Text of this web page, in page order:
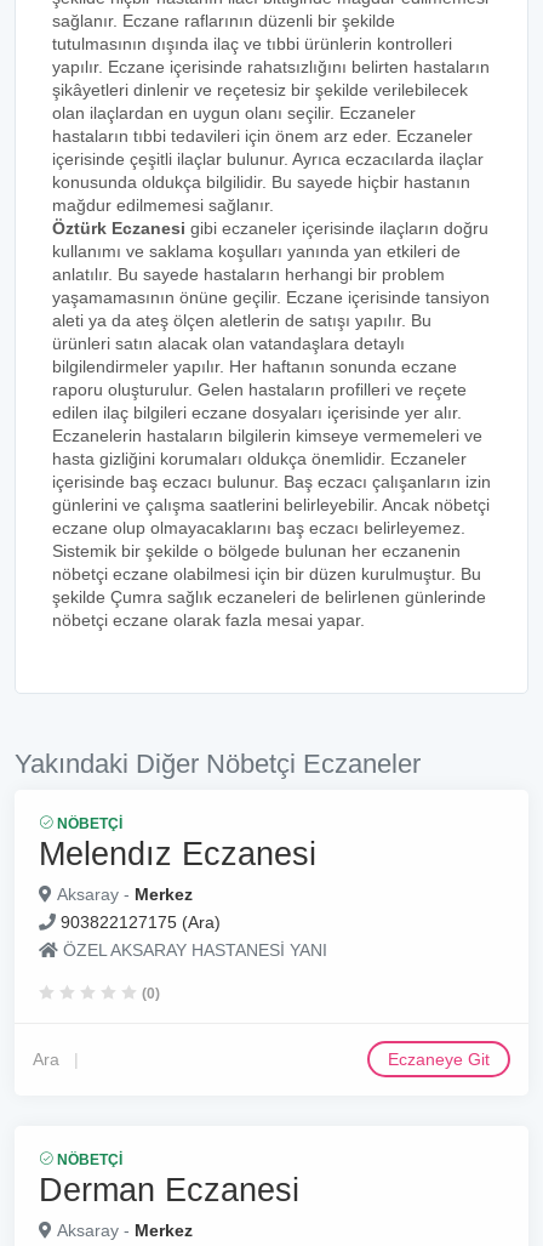
sağlanır. Eczane raflarının düzenli bir şekilde
tutulmasının dışında ilaç ve tıbbi ürünlerin kontrolleri
yapılır. Eczane içerisinde rahatsızlığını belirten hastaların
şikâyetleri dinlenir ve reçetesiz bir şekilde verilebilecek
olan ilaçlardan en uygun olanı seçilir. Eczaneler
hastaların tıbbi tedavileri için önem arz eder. Eczaneler
içerisinde çeşitli ilaçlar bulunur. Ayrıca eczacılarda ilaçlar
konusunda oldukça bilgilidir. Bu sayede hiçbir hastanın
mağdur edilmemesi sağlanır.
Öztürk Eczanesi gibi eczaneler içerisinde ilaçların doğru
kullanımı ve saklama koşulları yanında yan etkileri de
anlatılır. Bu sayede hastaların herhangi bir problem
yaşamamasının önüne geçilir. Eczane içerisinde tansiyon
aleti ya da ateş ölçen aletlerin de satışı yapılır. Bu
ürünleri satın alacak olan vatandaşlara detaylı
bilgilendirmeler yapılır. Her haftanın sonunda eczane
raporu oluşturulur. Gelen hastaların profilleri ve reçete
edilen ilaç bilgileri eczane dosyaları içerisinde yer alır.
Eczanelerin hastaların bilgilerin kimseye vermemeleri ve
hasta gizliğini korumaları oldukça önemlidir. Eczaneler
içerisinde baş eczacı bulunur. Baş eczacı çalışanların izin
günlerini ve çalışma saatlerini belirleyebilir. Ancak nöbetçi
eczane olup olmayacaklarını baş eczacı belirleyemez.
Sistemik bir şekilde o bölgede bulunan her eczanenin
nöbetçi eczane olabilmesi için bir düzen kurulmuştur. Bu
şekilde Çumra sağlık eczaneleri de belirlenen günlerinde
nöbetçi eczane olarak fazla mesai yapar.
Yakındaki Diğer Nöbetçi Eczaneler
NÖBETÇI
Melendız Eczanesi
Aksaray - Merkez
903822127175 (Ara)
ÖZEL AKSARAY HASTANESİ YANI
(0)
Ara Eczaneye Git
NÖBETÇI
Derman Eczanesi
Aksaray - Merkez